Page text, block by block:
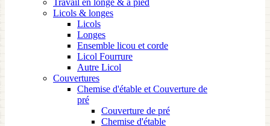
Licols & longes
Licols
Longes
Ensemble licou et corde
Licol Fourrure
Autre Licol
Couvertures
Chemise d'étable et Couverture de
pré
Couverture de pré
Chemise d'étable